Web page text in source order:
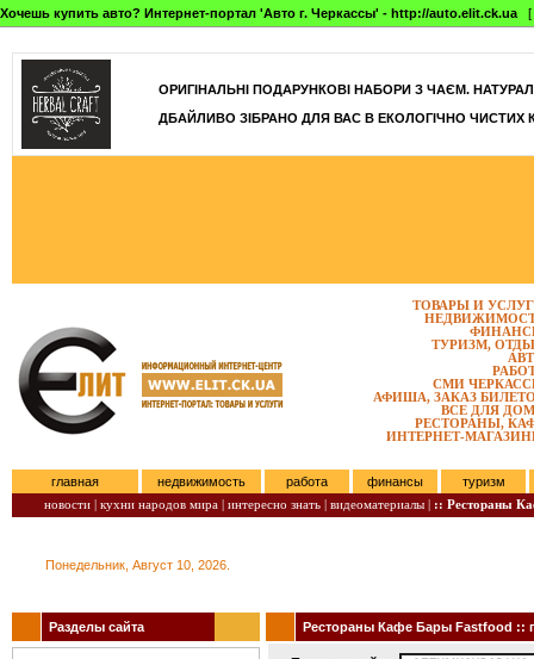
Хочешь купить авто? Интернет-портал 'Авто г. Черкассы' - http://auto.elit.ck.ua [
]
ОРИГІНАЛЬНІ ПОДАРУНКОВІ НАБОРИ З ЧАЄМ.
ДБАЙЛИВО ЗІБРАНО ДЛЯ ВАС В ЕКОЛОГІЧНО ЧИСТИХ
ТОВАРЫ И
ТУРИЗМ,
СМИ
АФИША, ЗАКАЗ
ВСЕ ДЛЯ
РЕСТОРАНЫ,
ИНТЕРНЕТ-
главная недвижимость работа финансы
туризм
новости | кухни народов мира | интересно знать | видеоматериалы | :: Рестораны
Понедельник, Август 10, 2026.
Разделы сайта Рестораны Кафе Бары Fastfood ::